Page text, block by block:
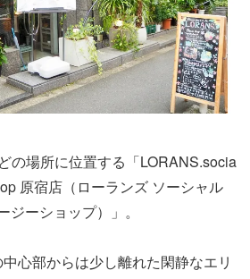
の場所に位置する「LORANS.socia
原宿店（ローランズ ソーシャル
ーショップ）」。
心部からは少し離れた閑静なエリ